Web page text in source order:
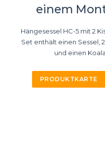
einem
Hängesessel HC-5 mit 2
Set enthält einen Sessel,
und einen
PRODUKTKARTE